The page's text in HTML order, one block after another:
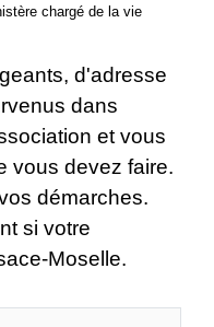
chargé de la vie
d'adresse
dans
et vous
vous devez faire.
démarches.
si votre
Moselle.